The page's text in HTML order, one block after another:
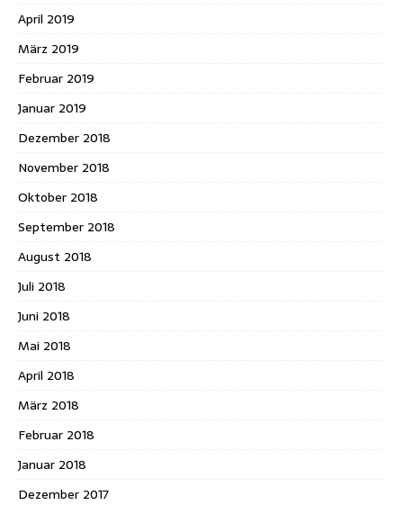
April 2019
März 2019
Februar 2019
Januar 2019
Dezember 2018
November 2018
Oktober 2018
September 2018
August 2018
Juli 2018
Juni 2018
Mai 2018
April 2018
März 2018
Februar 2018
Januar 2018
Dezember 2017